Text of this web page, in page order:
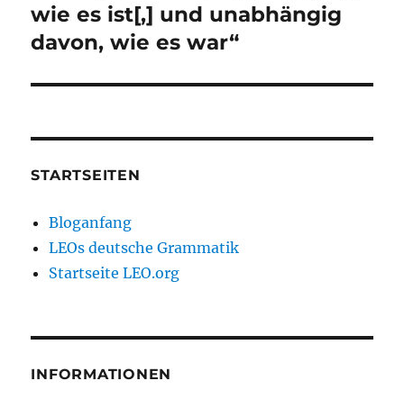
Beitrag:
wie es ist[,] und unabhängig
davon, wie es war“
STARTSEITEN
Bloganfang
LEOs deutsche Grammatik
Startseite LEO.org
INFORMATIONEN